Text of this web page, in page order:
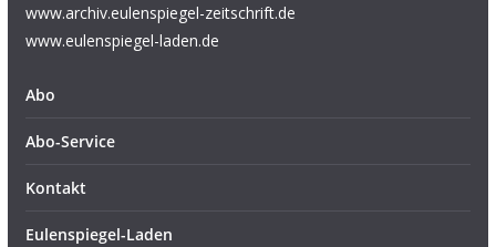
www.archiv.eulenspiegel-zeitschrift.de
www.eulenspiegel-laden.de
Abo
Abo-Service
Kontakt
Eulenspiegel-Laden